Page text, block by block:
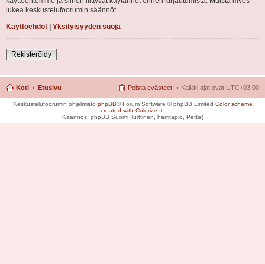
lukea keskustelufoorumin säännöt.
Käyttöehdot | Yksityisyyden suoja
Rekisteröidy
Koti Etusivu Kaikki ajat ovat UTC+03:00
Poista evästeet
Keskustelufoorumin ohjelmisto phpBB® Forum Software © phpBB Limited Color scheme
created with Colorize It
Käännös: phpBB Suomi (lurttinen, harritapio, Pettis)